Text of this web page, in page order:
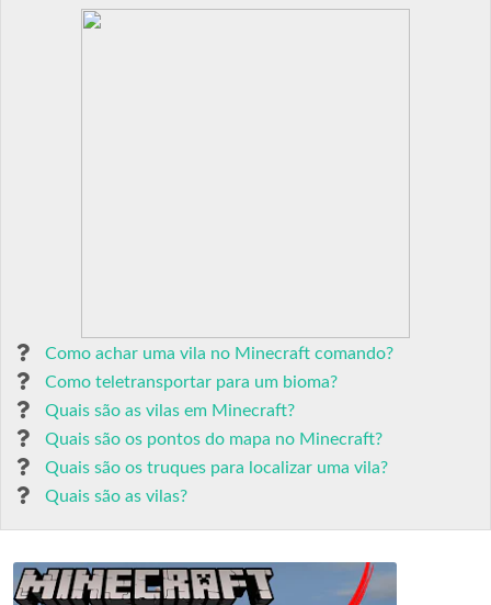
Como achar uma vila no Minecraft comando?
Como teletransportar para um bioma?
Quais são as vilas em Minecraft?
Quais são os pontos do mapa no Minecraft?
Quais são os truques para localizar uma vila?
Quais são as vilas?